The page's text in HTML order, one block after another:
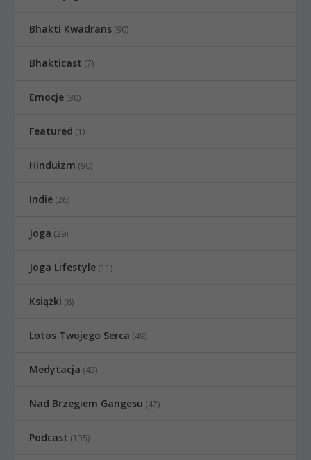
Bhakti Kwadrans (90)
Bhakticast (7)
Emocje (30)
Featured (1)
Hinduizm (90)
Indie (26)
Joga (29)
Joga Lifestyle (11)
Książki (8)
Lotos Twojego Serca (49)
Medytacja (43)
Nad Brzegiem Gangesu (47)
Podcast (135)